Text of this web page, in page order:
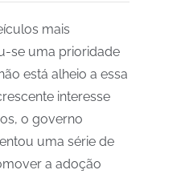
mais
se uma prioridade
está alheio a essa
interesse
o governo
uma série de
a adoção